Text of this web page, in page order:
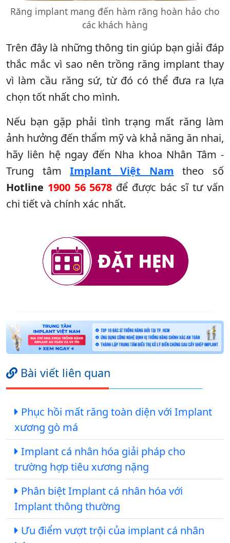
Răng implant mang đến hàm răng hoàn hảo cho
các khách hàng
Trên đây là những thông tin giúp bạn giải đáp
thắc mắc vì sao nên trồng răng implant thay
vì làm cầu răng sứ, từ đó có thể đưa ra lựa
chọn tốt nhất cho mình.
Nếu bạn gặp phải tình trạng mất răng làm
ảnh hưởng đến thẩm mỹ và khả năng ăn nhai,
hãy liên hệ ngay đến Nha khoa Nhân Tâm -
Trung tâmImplant Việt Nam theo số
Hotline 1900 56 5678 để được bác sĩ tư vấn
chi tiết và chính xác nhất.
Bài viết liên quan
Phục hồi mất răng toàn diện với Implant
xương gò má
Implant cá nhân hóa giải pháp cho
trường hợp tiêu xương nặng
Phân biệt Implant cá nhân hóa với
Implant thông thường
Ưu điểm vượt trội của implant cá nhân